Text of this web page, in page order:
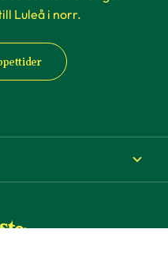
Luleå i norr.